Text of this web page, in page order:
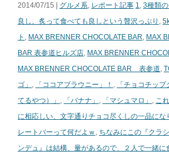
2014/07/15 | グルメ系, レポート記事 1, 3種類
良し、炙って食べても良しという贅沢っぷり ,
ト , MAX BRENNER CHOCOLATE BAR, MAX
BAR 表参道ヒルズ店, MAX BRENNER
MAX BRENNER CHOCOLATE BAR 表参道,
ゴ」 , 「ココアブラウニー」！ ,
「チョコチッ
てるやつ）」 , 「バナナ」 , 「マシュマロ」 , こ
に相応しい、文字通りチョコ尽くしの一品にな
レートバーって何だよｗ , ちなみにこの『クラ
ンデュ』は結構、量があるので、２人で一緒に